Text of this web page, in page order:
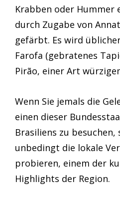
Krabben oder Hummer
durch Zugabe von
gefärbt. Es wird
Farofa (gebratenes
Pirão, einer Art
Wenn Sie jemals die
einen dieser
Brasiliens zu besuchen,
unbedingt die lokale
probieren, einem der
Highlights der Region.